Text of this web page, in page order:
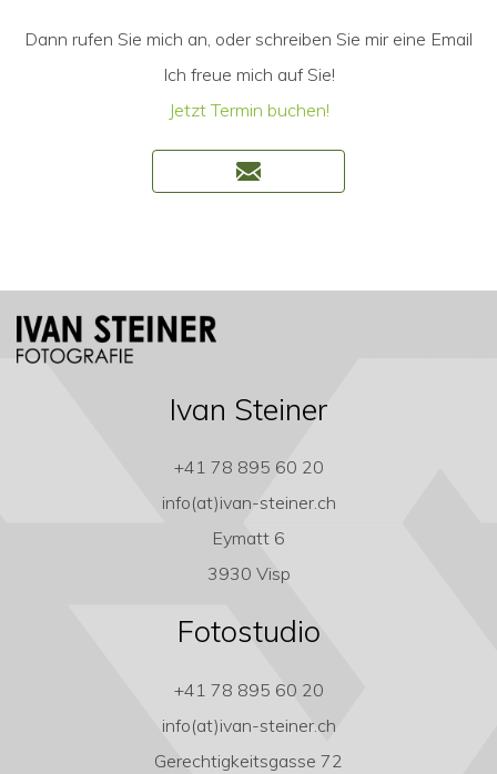
Dann rufen Sie mich an, oder schreiben Sie mir eine Email
Ich freue mich auf Sie!
Jetzt Termin buchen!
Ivan Steiner
+41 78 895 60 20
info(at)ivan-steiner.ch
Eymatt 6
3930 Visp
Fotostudio
+41 78 895 60 20
info(at)ivan-steiner.ch
Gerechtigkeitsgasse 72